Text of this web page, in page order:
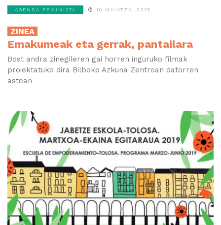
AGENDA FEMINISTA 10 MAIATZA, 2019
ZINEA
Emakumeak eta gerrak, pantailara
Bost andra zinegileren gai horren inguruko filmak
proiektatuko dira Bilboko Azkuna Zentroan datorren
astean